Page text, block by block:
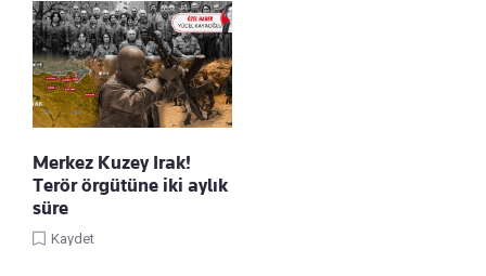
Merkez Kuzey Irak!
Terör örgütüne iki aylık
süre
Kaydet